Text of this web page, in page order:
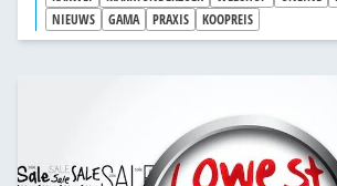
NIEUWS
GAMA PRAXIS KOOPREIS